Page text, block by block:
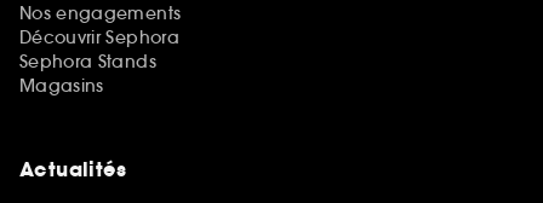
Nos engagements
Découvrir Sephora
Sephora Stands
Magasins
Actualités